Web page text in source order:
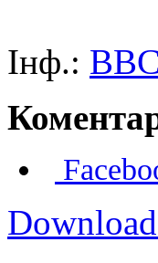
Інф.: BBC